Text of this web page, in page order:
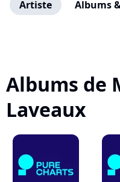
Artiste Albums
Albums de
Laveaux